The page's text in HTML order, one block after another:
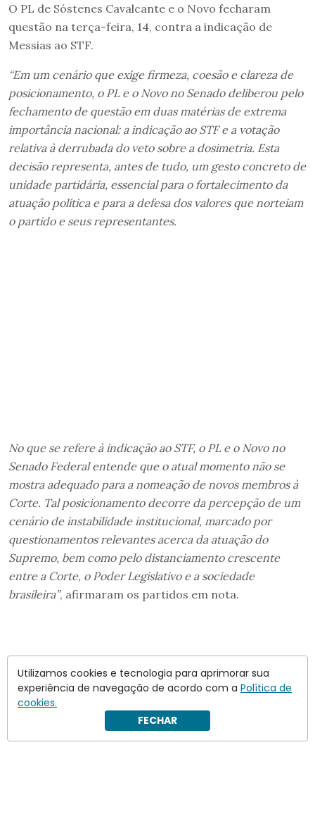
O PL de Sóstenes Cavalcante e o Novo fecharam
questão na terça-feira, 14, contra a indicação de
Messias ao STF.
“Em um cenário que exige firmeza, coesão e clareza de
posicionamento, o PL e o Novo no Senado deliberou pelo
fechamento de questão em duas matérias de extrema
importância nacional: a indicação ao STF e a votação
relativa à derrubada do veto sobre a dosimetria. Esta
decisão representa, antes de tudo, um gesto concreto de
unidade partidária, essencial para o fortalecimento da
atuação política e para a defesa dos valores que norteiam
o partido e seus representantes.
No que se refere à indicação ao STF, o PL e o Novo no
Senado Federal entende que o atual momento não se
mostra adequado para a nomeação de novos membros à
Corte. Tal posicionamento decorre da percepção de um
cenário de instabilidade institucional, marcado por
questionamentos relevantes acerca da atuação do
Supremo, bem como pelo distanciamento crescente
entre a Corte, o Poder Legislativo e a sociedade
brasileira”, afirmaram os partidos em nota.
Utilizamos cookies e tecnologia para aprimorar sua
experiência de navegação de acordo com a Política de
cookies.
FECHAR